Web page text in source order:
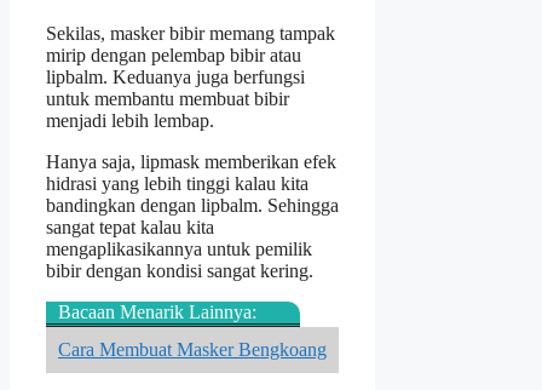
Sekilas, masker bibir memang tampak
mirip dengan pelembap bibir atau
lipbalm. Keduanya juga berfungsi
untuk membantu membuat bibir
menjadi lebih lembap.
Hanya saja, lipmask memberikan efek
hidrasi yang lebih tinggi kalau kita
bandingkan dengan lipbalm. Sehingga
sangat tepat kalau kita
mengaplikasikannya untuk pemilik
bibir dengan kondisi sangat kering.
Bacaan Menarik Lainnya:
Cara Membuat Masker Bengkoang